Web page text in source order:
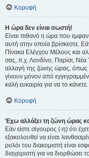
Κορυφή
Η ώρα δεν είναι σωστή!
Είναι πιθανό η ώρα που
αυτή στην οποία βρίσκεστε.
Πίνακα Ελέγχου Μέλους και
σας, π.χ. Λονδίνο, Παρίσι,
αλλαγή της ζώνης ώρας, όπως
γίνουν μόνον από
καλή ευκαιρία για να το κάνετε.
Κορυφή
Έχω αλλάξει τη ζώνη ώρας
Εάν είστε σίγουρος (-η) ότι
εξακολουθεί να είναι
ρολόι του διακομιστή είναι
διαχειριστή για να διορθώσει